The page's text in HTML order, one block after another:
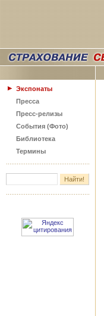
Экспонаты
Пресса
Пресс-релизы
События (Фото)
Библиотека
Термины